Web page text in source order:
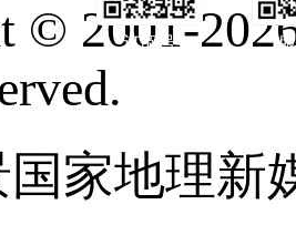
订阅号
© 2001-
家地理新